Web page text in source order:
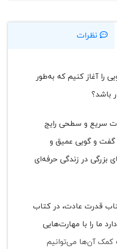
نظرات
را آغاز کنیم که به‌طور
باشد؟
سریع و سطحی رایج
گفت و گویی عمیق و
بزرگی در زندگی حرفه‌ای
قدرت عادت، در کتاب
ما را با مهارت‌هایی
کمک آن‌ها می‌توانیم